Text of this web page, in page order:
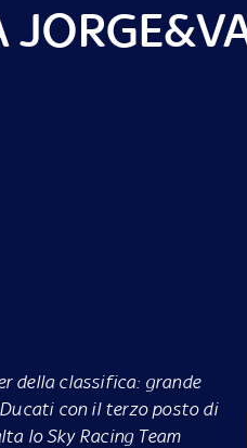
della classifica: grande
con il terzo posto di
lo Sky Racing Team